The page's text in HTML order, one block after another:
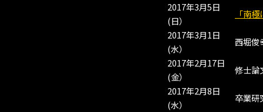
2017年3月5日
(日）
「南
2017年3月1日
(水）
西堀俊
2017年2月17日
(金）
修士論
2017年2月8日
(水）
卒業研